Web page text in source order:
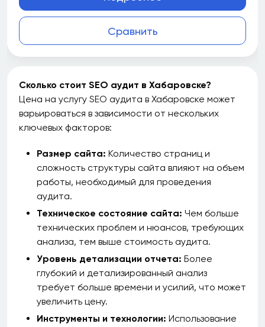
Сравнить
Сколько стоит SEO аудит в Хабаровске?
Цена на услугу SEO аудита в Хабаровске может
варьироваться в зависимости от нескольких
ключевых факторов:
Размер сайта: Количество страниц и
сложность структуры сайта влияют на объем
работы, необходимый для проведения
аудита.
Техническое состояние сайта: Чем больше
технических проблем и нюансов, требующих
анализа, тем выше стоимость аудита.
Уровень детализации отчета: Более
глубокий и детализированный анализ
требует больше времени и усилий, что может
увеличить цену.
Инструменты и технологии: Использование